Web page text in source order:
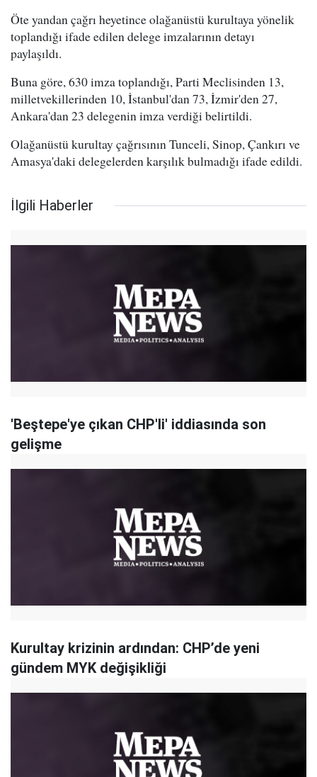
Öte yandan çağrı heyetince olağanüstü kurultaya yönelik
toplandığı ifade edilen delege imzalarının detayı
paylaşıldı.
Buna göre, 630 imza toplandığı, Parti Meclisinden 13,
milletvekillerinden 10, İstanbul'dan 73, İzmir'den 27,
Ankara'dan 23 delegenin imza verdiği belirtildi.
Olağanüstü kurultay çağrısının Tunceli, Sinop, Çankırı ve
Amasya'daki delegelerden karşılık bulmadığı ifade edildi.
İlgili Haberler
'Beştepe'ye çıkan CHP'li' iddiasında son
gelişme
Kurultay krizinin ardından: CHP’de yeni
gündem MYK değişikliği